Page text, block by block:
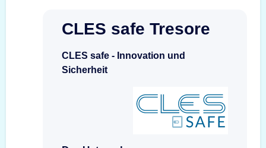
CLES safe Tresore
CLES safe - Innovation und
Sicherheit